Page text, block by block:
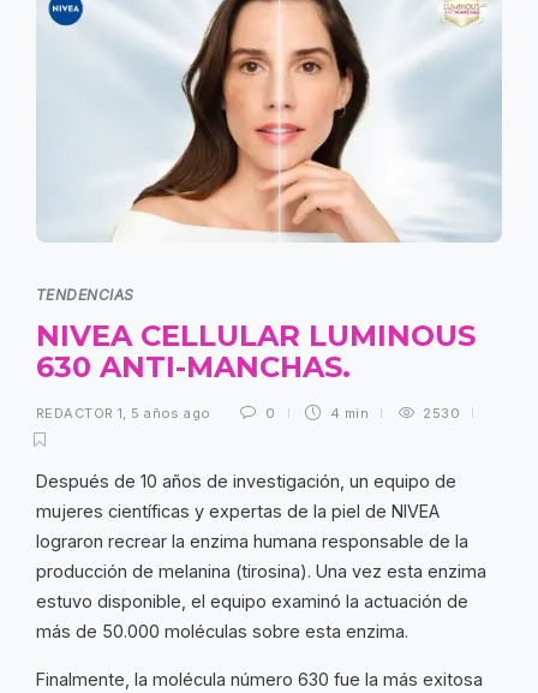
TENDENCIAS
NIVEA CELLULAR LUMINOUS
630 ANTI-MANCHAS.
REDACTOR 1 5 años ago 0 4 min 2530
Después de 10 años de investigación, un equipo de
mujeres científicas y expertas de la piel de NIVEA
lograron recrear la enzima humana responsable de la
producción de melanina (tirosina). Una vez esta enzima
estuvo disponible, el equipo examinó la actuación de
más de 50.000 moléculas sobre esta enzima.
Finalmente, la molécula número 630 fue la más exitosa